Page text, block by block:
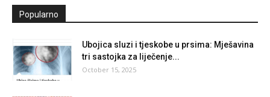
Popularno
Ubojica sluzi i tjeskobe u prsima: Mješavina
tri sastojka za liječenje...
October 15, 2025